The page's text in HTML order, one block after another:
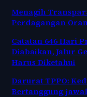
Menagih
Perdagangan
Catatan 646 Hari
Diabaikan, Jalur
Harus Diketahui
Darurat TPPO:
Bertanggung